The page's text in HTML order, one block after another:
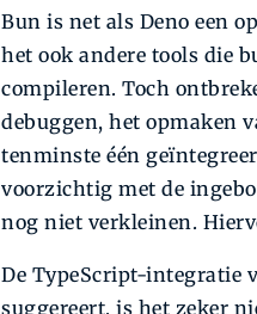
Bun is net als Deno een
het ook andere tools die
compileren. Toch
debuggen, het opmaken
tenminste één
voorzichtig met de
nog niet verkleinen.
De TypeScript-integratie
suggereert, is het zeker